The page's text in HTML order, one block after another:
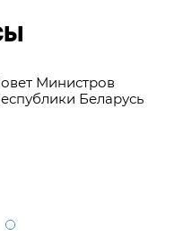
Министров
Беларусь